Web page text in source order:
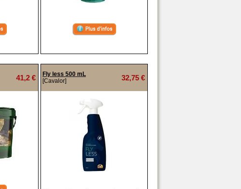
41,2 €
Fly less 500 mL
[Cavalor]
32,75 €